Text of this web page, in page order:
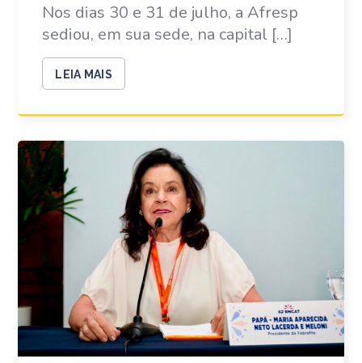
Nos dias 30 e 31 de julho, a Afresp
sediou, em sua sede, na capital […]
LEIA MAIS